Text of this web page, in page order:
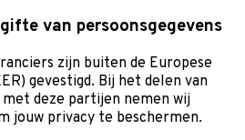
van persoonsgegevens
zijn buiten de Europese
gevestigd. Bij het delen van
met deze partijen nemen wij
jouw privacy te beschermen.